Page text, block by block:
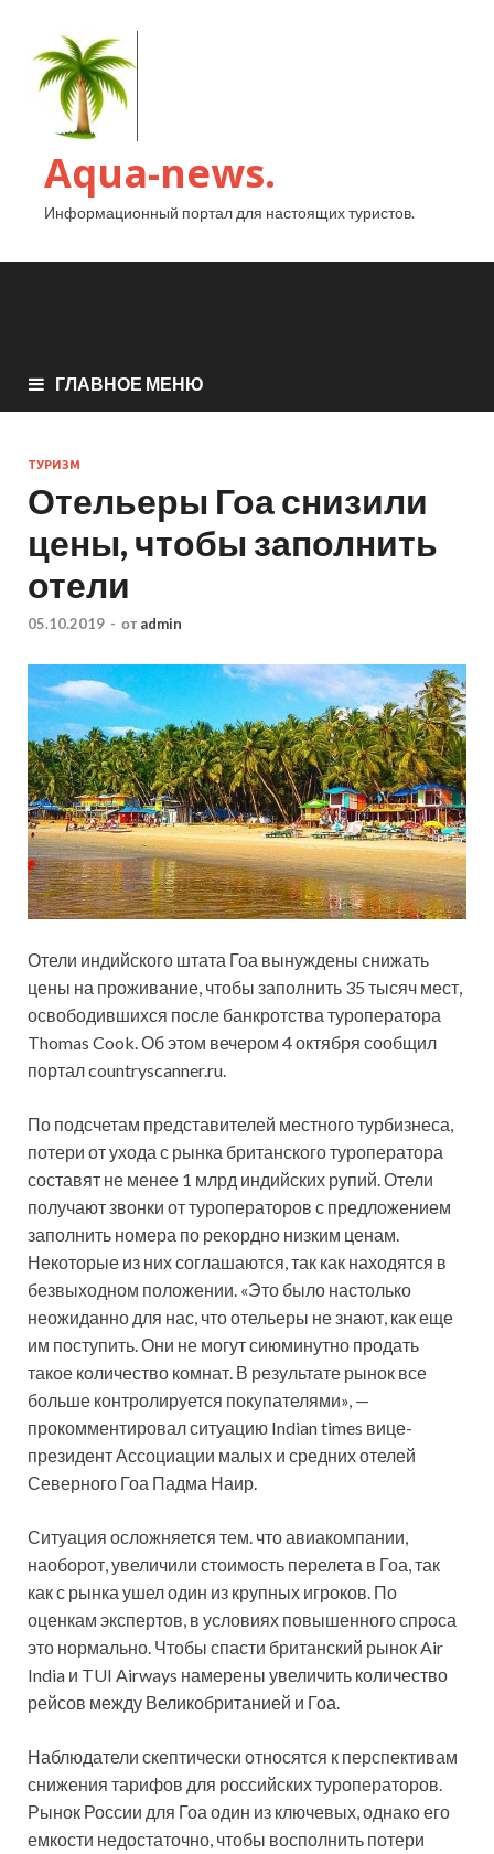
Aqua-news.
Информационный портал для настоящих туристов.
ГЛАВНОЕ МЕНЮ
ТУРИЗМ
Отельеры Гоа снизили
цены, чтобы заполнить
отели
05.10.2019 - от admin
Отели индийского штата Гоа вынуждены снижать
цены на проживание, чтобы заполнить 35 тысяч мест,
освободившихся после банкротства туроператора
Thomas Cook. Об этом вечером 4 октября сообщил
портал countryscanner.ru.
По подсчетам представителей местного турбизнеса,
потери от ухода с рынка британского туроператора
составят не менее 1 млрд индийских рупий. Отели
получают звонки от туроператоров с предложением
заполнить номера по рекордно низким ценам.
Некоторые из них соглашаются, так как находятся в
безвыходном положении. «Это было настолько
неожиданно для нас, что отельеры не знают, как еще
им поступить. Они не могут сиюминутно продать
такое количество комнат. В результате рынок все
больше контролируется покупателями», —
прокомментировал ситуацию Indian times вице-
президент Ассоциации малых и средних отелей
Северного Гоа Падма Наир.
Ситуация осложняется тем. что авиакомпании,
наоборот, увеличили стоимость перелета в Гоа, так
как с рынка ушел один из крупных игроков. По
оценкам экспертов, в условиях повышенного спроса
это нормально. Чтобы спасти британский рынок Air
India и TUI Airways намерены увеличить количество
рейсов между Великобританией и Гоа.
Наблюдатели скептически относятся к перспективам
снижения тарифов для российских туроператоров.
Рынок России для Гоа один из ключевых, однако его
емкости недостаточно, чтобы восполнить потери